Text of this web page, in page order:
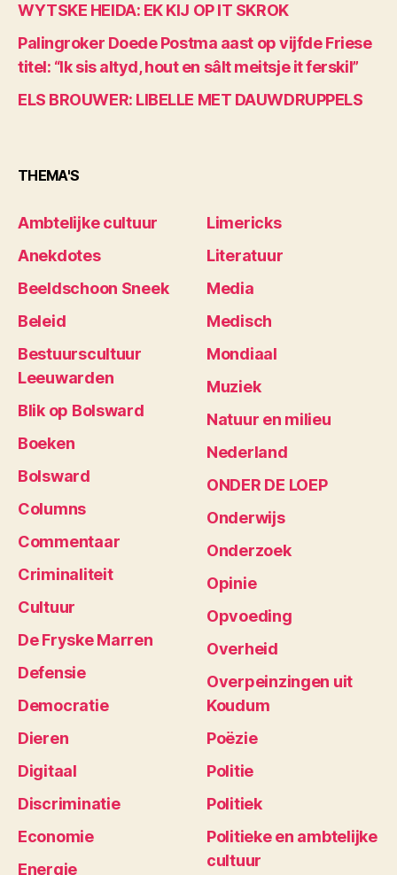
WYTSKE HEIDA: EK KIJ OP IT SKROK
Palingroker Doede Postma aast op vijfde Friese
titel: “Ik sis altyd, hout en sâlt meitsje it ferskil”
ELS BROUWER: LIBELLE MET DAUWDRUPPELS
THEMA'S
Ambtelijke cultuur
Anekdotes
Beeldschoon Sneek
Beleid
Bestuurscultuur
Leeuwarden
Blik op Bolsward
Boeken
Bolsward
Columns
Commentaar
Criminaliteit
Cultuur
De Fryske Marren
Defensie
Democratie
Dieren
Digitaal
Discriminatie
Economie
Energie
Limericks
Literatuur
Media
Medisch
Mondiaal
Muziek
Natuur en milieu
Nederland
ONDER DE LOEP
Onderwijs
Onderzoek
Opinie
Opvoeding
Overheid
Overpeinzingen uit
Koudum
Poëzie
Politie
Politiek
Politieke en ambtelijke
cultuur